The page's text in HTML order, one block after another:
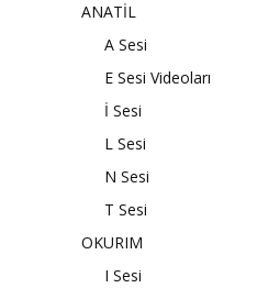
ANATİL
A Sesi
E Sesi Videoları
İ Sesi
L Sesi
N Sesi
T Sesi
OKURIM
I Sesi